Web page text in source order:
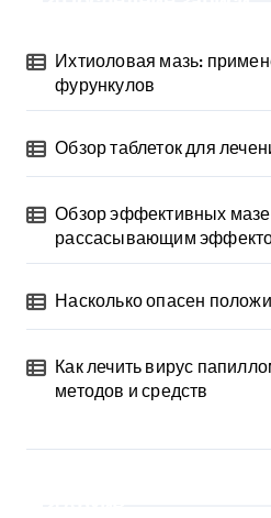
Ихтиоловая мазь:
фурункулов
Обзор таблеток для
Обзор эффективных
рассасывающим
Насколько опасен
Как лечить вирус
методов и средств